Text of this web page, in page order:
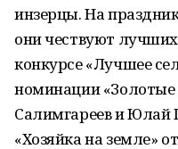
инзерцы. На
они чествуют
конкурсе «Лучшее
номинации
Салимгареев и Юлай
«Хозяйка на земле»